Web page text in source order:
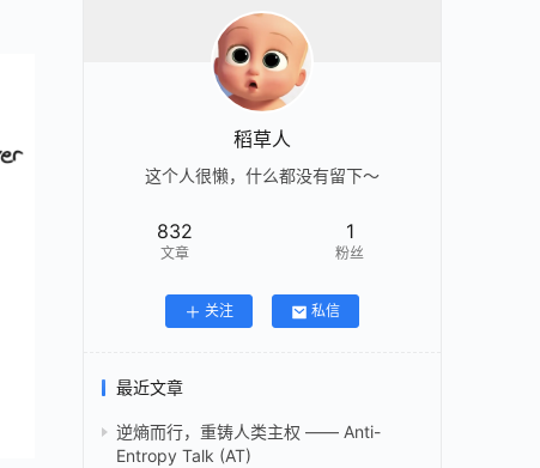
稻草人
这个人很懒，什么都没有留下～
832
文章
1
粉丝
关注 私信
最近文章
逆熵而行，重铸人类主权 —— Anti-
Entropy Talk (AT)